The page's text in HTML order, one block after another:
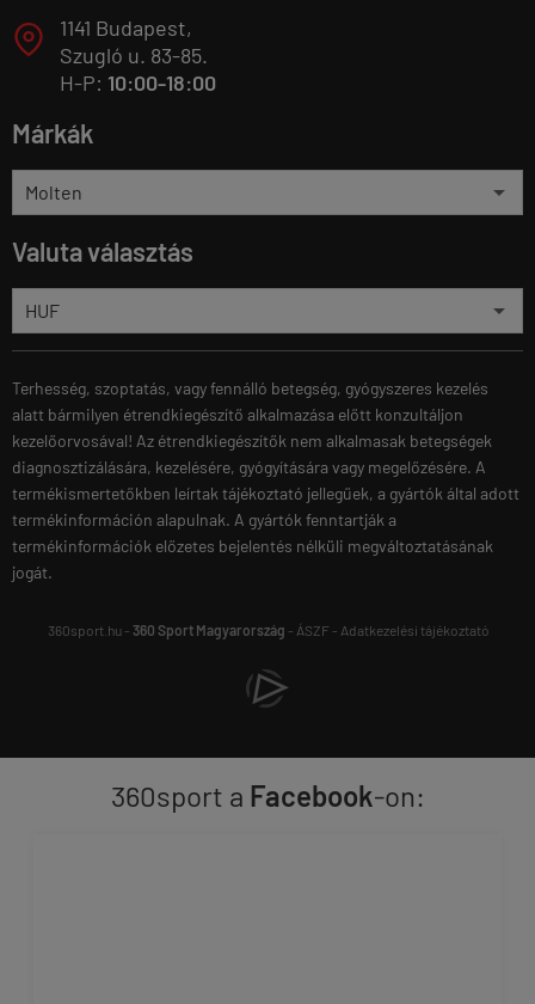
T
1141 Budapest,
Szugló u. 83-85.
H-P: 10:00-18:00
Márkák
Valuta választás
Terhesség, szoptatás, vagy fennálló betegség, gyógyszeres kezelés
alatt bármilyen étrendkiegészítő alkalmazása előtt konzultáljon
kezelőorvosával! Az étrendkiegészítők nem alkalmasak betegségek
diagnosztizálására, kezelésére, gyógyítására vagy megelőzésére. A
termékismertetőkben leírtak tájékoztató jellegűek, a gyártók által adott
termékinformáción alapulnak. A gyártók fenntartják a
termékinformációk előzetes bejelentés nélküli megváltoztatásának
jogát.
360sport.hu - 360 Sport Magyarország - ÁSZF- Adatkezelési tájékoztató
360sport a Facebook-on: